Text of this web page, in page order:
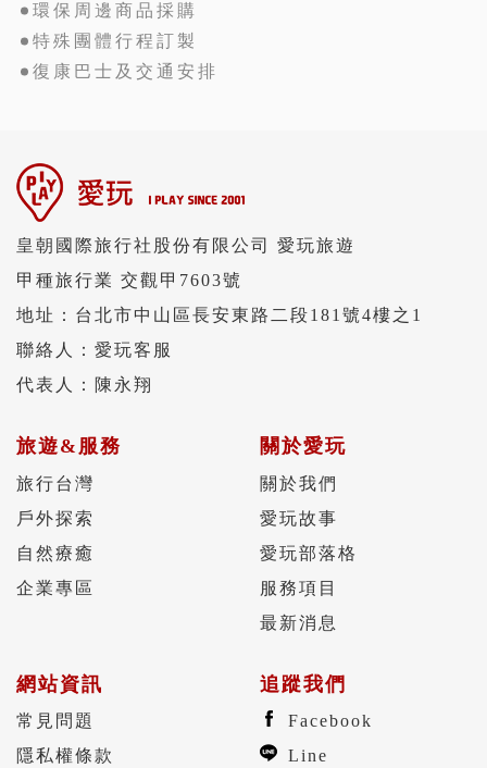
環保周邊商品採購
特殊團體行程訂製
復康巴士及交通安排
皇朝國際旅行社股份有限公司 愛玩旅遊
甲種旅行業 交觀甲7603號
地址：台北市中山區長安東路二段181號4樓之1
聯絡人：愛玩客服
代表人：陳永翔
旅遊&服務
旅行台灣
戶外探索
自然療癒
企業專區
關於愛玩
關於我們
愛玩故事
愛玩部落格
服務項目
最新消息
網站資訊
常見問題
隱私權條款
追蹤我們
Facebook
Line